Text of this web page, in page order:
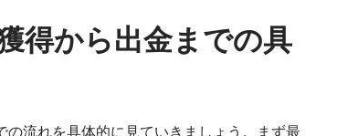
得から出金までの具
の流れを具体的に見ていきましょう。まず最